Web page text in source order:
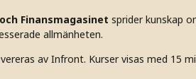
Finansmagasinet sprider kunskap
allmänheten.
av Infront. Kurser visas med 15